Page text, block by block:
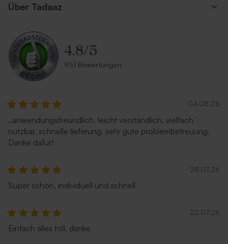
Umschlag 'Gold'
Neu
Umschlag in Sandfarbe
Rostbrauner Umschlag mit
Über Tadaaz
4.8/5
951 Bewertungen
04.08.26
..anwendungsfreundlich. leicht verständlich. vielfach
nutzbar. schnelle lieferung. sehr gute problembetreuung.
Danke dafür!
28.07.26
Super schön, individuell und schnell
22.07.26
Einfach alles toll, danke